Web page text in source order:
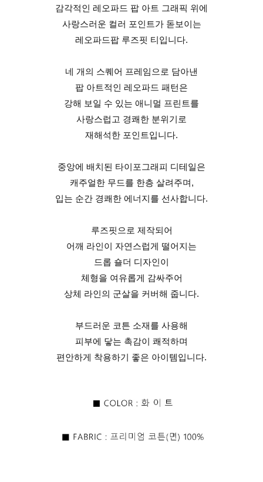
감각적인 레오파드 팝 아트 그래픽 위에
사랑스러운 컬러 포인트가 돋보이는
레오파드팝 루즈핏 티입니다.
네 개의 스퀘어 프레임으로 담아낸
팝 아트적인 레오파드 패턴은
강해 보일 수 있는 애니멀 프린트를
사랑스럽고 경쾌한 분위기로
재해석한 포인트입니다.
중앙에 배치된 타이포그래피 디테일은
캐주얼한 무드를 한층 살려주며,
입는 순간 경쾌한 에너지를 선사합니다.
루즈핏으로 제작되어
어깨 라인이 자연스럽게 떨어지는
드롭 숄더 디자인이
체형을 여유롭게 감싸주어
상체 라인의 군살을 커버해 줍니다.
부드러운 코튼 소재를 사용해
피부에 닿는 촉감이 쾌적하며